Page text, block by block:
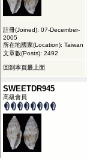
註冊(Joined): 07-December-
2005
所在地國家(Location): Taiwan
文章數(Posts): 2492
回到本頁最上面
SWEETDR945
高級會員